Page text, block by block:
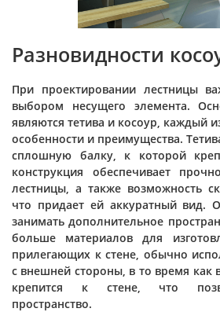
Разновидности
При проектировании лестницы
выбором несущего элемента.
являются тетива и косоур, каждый
особенности и преимущества.
сплошную балку, к которой
конструкция обеспечивает
лестницы, а также возможность
что придает ей аккуратный вид.
занимать дополнительное
больше материалов для
прилегающих к стене, обычно
с внешней стороны, в то время как
крепится к стене, что
пространство.